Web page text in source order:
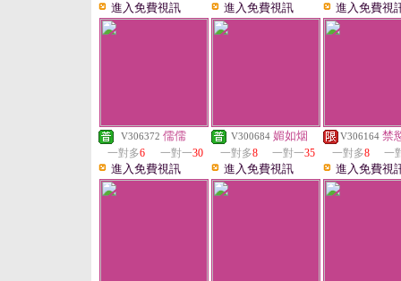
進入免費視訊 進入免費視訊 進入免費視
V306372 儒儒
一對多6 一對一30
進入免費視訊
V300684 媚如烟
一對多8 一對一35
進入免費視訊
V306164 禁
一對多8 一
進入免費視